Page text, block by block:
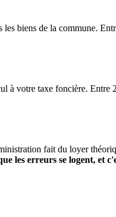
biens de la commune.
à votre taxe foncière.
fait du loyer
les erreurs se logent, et